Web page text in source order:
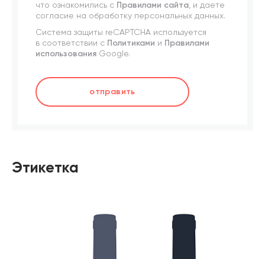
что ознакомились с Правилами сайта , и даете
согласие на обработку персональных данных.
Система защиты reCAPTCHA используется
в соответствии с Политиками и Правилами
использования Google.
отправить
Этикетка